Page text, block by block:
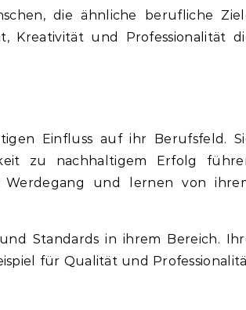
die ähnliche berufliche
Kreativität und Professionalität
Einfluss auf ihr Berufsfeld.
zu nachhaltigem Erfolg
und lernen von
Standards in ihrem Bereich.
für Qualität und